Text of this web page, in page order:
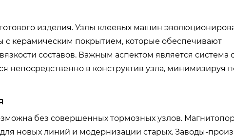
изделия. Узлы клеевых машин
с керамическим покрытием, которые обеспечивают
составов. Важным аспектом является система
непосредственно в конструктив узла, минимизируя
без совершенных тормозных узлов.
новых линий и модернизации старых. Заводы-